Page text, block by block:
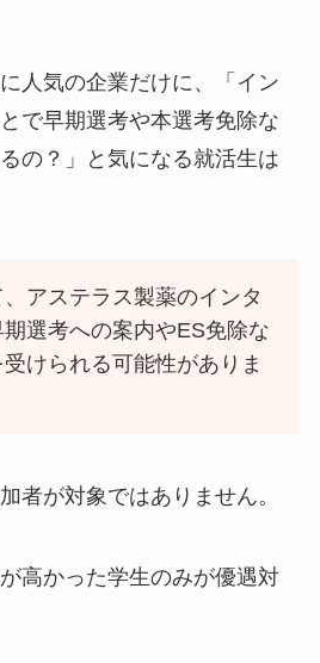
人気の企業だけに、「イン
で早期選考や本選考免除な
の？」と気になる就活生は
アステラス製薬のインタ
選考への案内やES免除な
けられる可能性がありま
者が対象ではありません。
高かった学生のみが優遇対